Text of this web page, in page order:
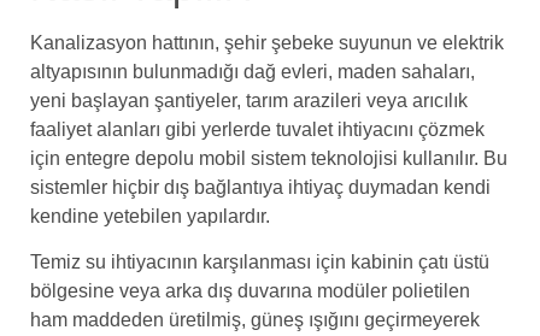
Kanalizasyon hattının, şehir şebeke suyunun ve elektrik
altyapısının bulunmadığı dağ evleri, maden sahaları,
yeni başlayan şantiyeler, tarım arazileri veya arıcılık
faaliyet alanları gibi yerlerde tuvalet ihtiyacını çözmek
için entegre depolu mobil sistem teknolojisi kullanılır. Bu
sistemler hiçbir dış bağlantıya ihtiyaç duymadan kendi
kendine yetebilen yapılardır.
Temiz su ihtiyacının karşılanması için kabinin çatı üstü
bölgesine veya arka dış duvarına modüler polietilen
ham maddeden üretilmiş, güneş ışığını geçirmeyerek